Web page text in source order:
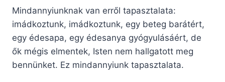
Mindannyiunknak van erről tapasztalata:
imádkoztunk, imádkoztunk, egy beteg barátért,
egy édesapa, egy édesanya gyógyulásáért, de
ők mégis elmentek, Isten nem hallgatott meg
bennünket. Ez mindannyiunk tapasztalata.